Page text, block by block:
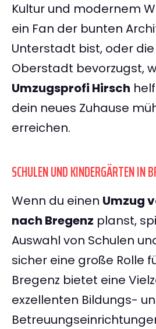
Kultur und modernem
ein Fan der bunten
Unterstadt bist, oder
Oberstadt bevorzugst,
Umzugsprofi Hirsch
dein neues Zuhause
erreichen.
SCHULEN UND KINDERGÄRTEN IN
Wenn du einen Umzug
nach Bregenz planst,
Auswahl von Schulen
sicher eine große Rolle
Bregenz bietet eine
exzellenten Bildungs-